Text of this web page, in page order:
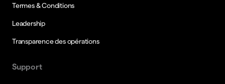
Termes & Conditions
Leadership
Transparence des opérations
Support